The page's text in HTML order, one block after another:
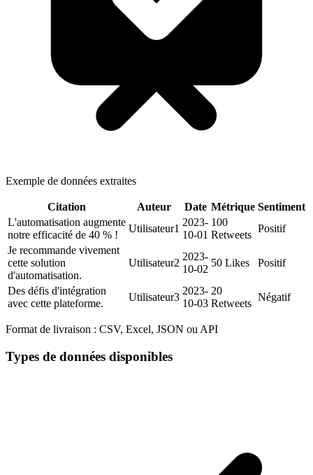
Exemple de données extraites
Citation Auteur Date Métrique Sentiment
L'automatisation augmente
notre efficacité de 40 % !
Utilisateur1
2023-
10-01
100
Retweets
Positif
Je recommande vivement
cette solution
d'automatisation.
Utilisateur2
2023-
10-02
50 Likes Positif
Des défis d'intégration
avec cette plateforme.
Utilisateur3
2023-
10-03
20
Retweets
Négatif
Format de livraison : CSV, Excel, JSON ou API
Types de données disponibles